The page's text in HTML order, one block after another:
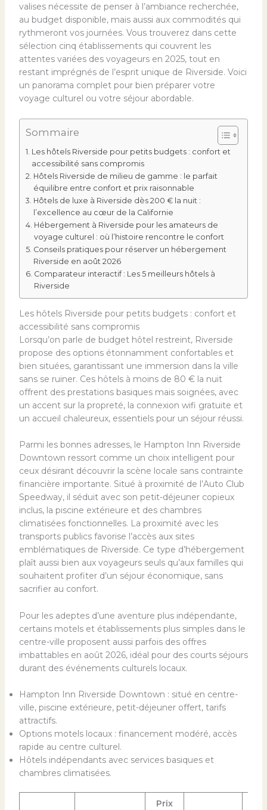
valises nécessite de penser à l’ambiance recherchée,
au budget disponible, mais aussi aux commodités qui
rythmeront vos journées. Vous trouverez dans cette
sélection cinq établissements qui couvrent les
attentes variées des voyageurs en 2025, tout en
restant imprégnés de l’esprit unique de Riverside. Voici
un panorama complet pour bien préparer votre
voyage culturel ou votre séjour abordable.
Sommaire
Les hôtels Riverside pour petits budgets : confort et
accessibilité sans compromis
Hôtels Riverside de milieu de gamme : le parfait
équilibre entre confort et prix raisonnable
Hôtels de luxe à Riverside dès 200 € la nuit :
l’excellence au cœur de la Californie
Hébergement à Riverside pour les amateurs de
voyage culturel : où l’histoire rencontre le confort
Conseils pratiques pour réserver un hébergement
Riverside en août 2026
Comparateur interactif : Les 5 meilleurs hôtels à
Riverside
Les hôtels Riverside pour petits budgets : confort et
accessibilité sans compromis
Lorsqu’on parle de budget hôtel restreint, Riverside
propose des options étonnamment confortables et
bien situées, garantissant une immersion dans la ville
sans se ruiner. Ces hôtels à moins de 80 € la nuit
offrent des prestations basiques mais soignées, avec
un accent sur la propreté, la connexion wifi gratuite et
un accueil chaleureux, essentiels pour un séjour réussi.
Parmi les bonnes adresses, le Hampton Inn Riverside
Downtown ressort comme un choix intelligent pour
ceux désirant découvrir la scène locale sans contrainte
financière importante. Situé à proximité de l’Auto Club
Speedway, il séduit avec son petit-déjeuner copieux
inclus, la piscine extérieure et des chambres
climatisées fonctionnelles. La proximité avec les
transports publics favorise l’accès aux sites
emblématiques de Riverside. Ce type d’hébergement
plaît aussi bien aux voyageurs seuls qu’aux familles qui
souhaitent profiter d’un séjour économique, sans
sacrifier au confort.
Pour les adeptes d’une aventure plus indépendante,
certains motels et établissements plus simples dans le
centre-ville proposent aussi parfois des offres
imbattables en août 2026, idéal pour des courts séjours
durant des événements culturels locaux.
Hampton Inn Riverside Downtown : situé en centre-
ville, piscine extérieure, petit-déjeuner offert, tarifs
attractifs.
Options motels locaux : financement modéré, accès
rapide au centre culturel.
Hôtels indépendants avec services basiques et
chambres climatisées.
Prix